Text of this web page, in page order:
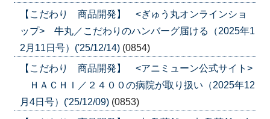
【こだわり 商品開発】 <ぎゅう丸オンラインショ
ップ> 牛丸／こだわりのハンバーグ届ける（2025年1
2月11日号）('25/12/14) (0854)
【こだわり 商品開発】 <アニミューン公式サイト>
ＨＡＣＨＩ／２４００の病院が取り扱い（2025年12
月4日号）('25/12/09) (0853)